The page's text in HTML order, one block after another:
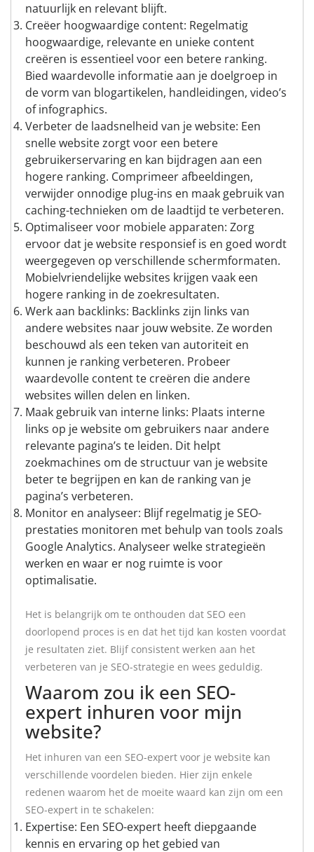
natuurlijk en relevant blijft.
Creëer hoogwaardige content: Regelmatig
hoogwaardige, relevante en unieke content
creëren is essentieel voor een betere ranking.
Bied waardevolle informatie aan je doelgroep in
de vorm van blogartikelen, handleidingen, video’s
of infographics.
Verbeter de laadsnelheid van je website: Een
snelle website zorgt voor een betere
gebruikerservaring en kan bijdragen aan een
hogere ranking. Comprimeer afbeeldingen,
verwijder onnodige plug-ins en maak gebruik van
caching-technieken om de laadtijd te verbeteren.
Optimaliseer voor mobiele apparaten: Zorg
ervoor dat je website responsief is en goed wordt
weergegeven op verschillende schermformaten.
Mobielvriendelijke websites krijgen vaak een
hogere ranking in de zoekresultaten.
Werk aan backlinks: Backlinks zijn links van
andere websites naar jouw website. Ze worden
beschouwd als een teken van autoriteit en
kunnen je ranking verbeteren. Probeer
waardevolle content te creëren die andere
websites willen delen en linken.
Maak gebruik van interne links: Plaats interne
links op je website om gebruikers naar andere
relevante pagina’s te leiden. Dit helpt
zoekmachines om de structuur van je website
beter te begrijpen en kan de ranking van je
pagina’s verbeteren.
Monitor en analyseer: Blijf regelmatig je SEO-
prestaties monitoren met behulp van tools zoals
Google Analytics. Analyseer welke strategieën
werken en waar er nog ruimte is voor
optimalisatie.
Het is belangrijk om te onthouden dat SEO een
doorlopend proces is en dat het tijd kan kosten voordat
je resultaten ziet. Blijf consistent werken aan het
verbeteren van je SEO-strategie en wees geduldig.
Waarom zou ik een SEO-
expert inhuren voor mijn
website?
Het inhuren van een SEO-expert voor je website kan
verschillende voordelen bieden. Hier zijn enkele
redenen waarom het de moeite waard kan zijn om een
SEO-expert in te schakelen:
Expertise: Een SEO-expert heeft diepgaande
kennis en ervaring op het gebied van